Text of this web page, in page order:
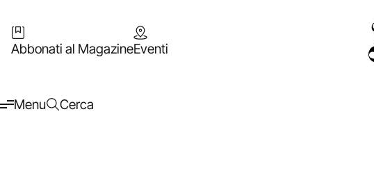
Abbonati al MagazineEventi
Menu Cerca